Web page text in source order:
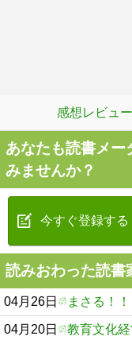
感想レビュー
あなたも読書メー
みませんか？
今すぐ登録する
読みおわった読書
04月26日 まさる！！
04月20日 教育文化